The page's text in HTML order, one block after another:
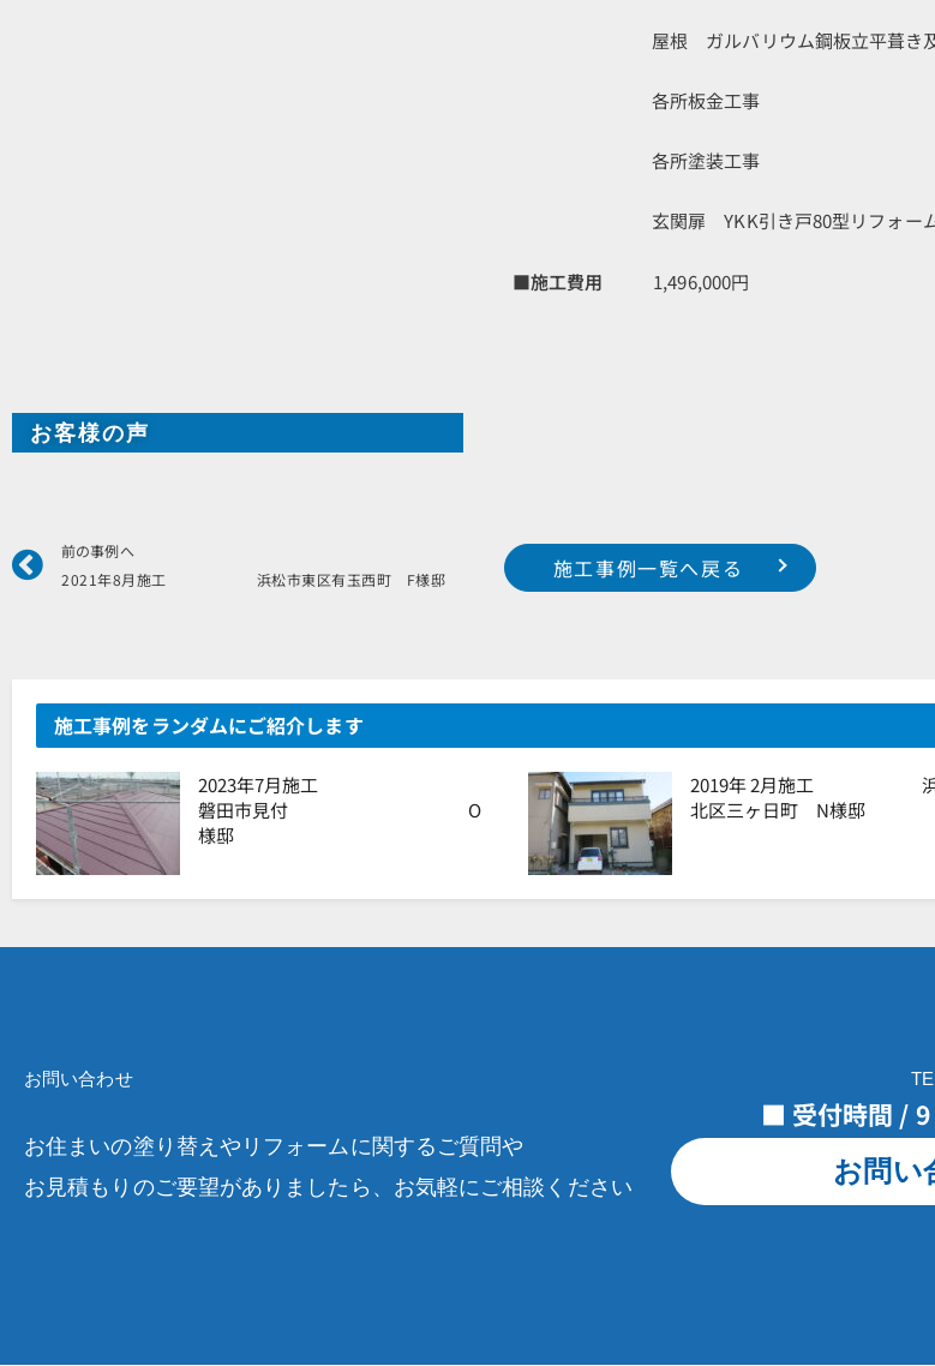
屋根 ガルバリウム鋼板立平葺き
各所板金工事
各所塗装工事
玄関扉 YKK引き戸80型リフォー
■施工費用 1,496,000円
お客様の声
Prev
前の事例へ
2021年8月施工 浜松市東区有玉西町 F様邸
施工事例一覧へ戻る
施工事例をランダムにご紹介します
2023年7月施工
磐田市見付 O
様邸
2019年 2月施工 浜
北区三ヶ日町 N様邸
お問い合わせ
お住まいの塗り替えやリフォームに関するご質問や
お見積もりのご要望がありましたら、お気軽にご相談ください
■ 受付時間 / 9
お問い